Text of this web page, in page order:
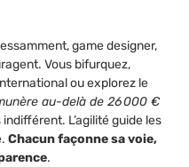
game designer,
Vous bifurquez,
ou explorez le
au-delà de 26 000 €
L’agilité guide les
Chacun façonne sa voie,
.